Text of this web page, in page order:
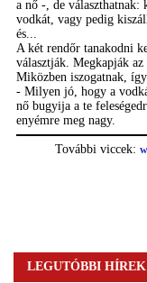
LEGUTÓBBI HÍREK